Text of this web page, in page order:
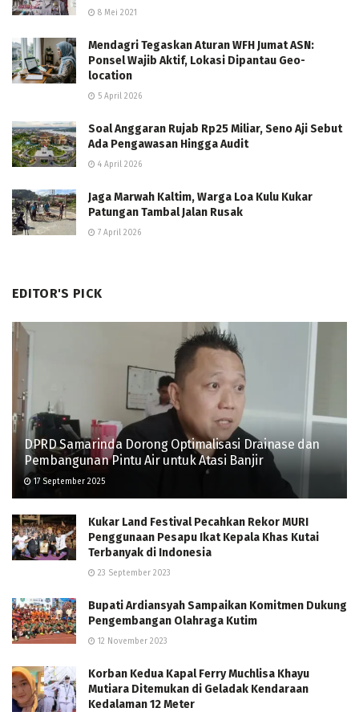
8 Mei 2021
Mendagri Tegaskan Aturan WFH Jumat ASN:
Ponsel Wajib Aktif, Lokasi Dipantau Geo-
location
5 April 2026
Soal Anggaran Rujab Rp25 Miliar, Seno Aji Sebut
Ada Pengawasan Hingga Audit
4 April 2026
Jaga Marwah Kaltim, Warga Loa Kulu Kukar
Patungan Tambal Jalan Rusak
7 April 2026
EDITOR'S PICK
DPRD Samarinda Dorong Optimalisasi Drainase dan
Pembangunan Pintu Air untuk Atasi Banjir
17 September 2025
Kukar Land Festival Pecahkan Rekor MURI
Penggunaan Pesapu Ikat Kepala Khas Kutai
Terbanyak di Indonesia
23 September 2023
Bupati Ardiansyah Sampaikan Komitmen Dukung
Pengembangan Olahraga Kutim
12 November 2023
Korban Kedua Kapal Ferry Muchlisa Khayu
Mutiara Ditemukan di Geladak Kendaraan
Kedalaman 12 Meter